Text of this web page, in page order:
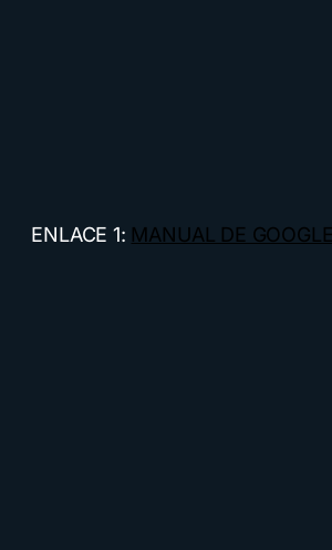
ENLACE 1: MANUAL DE